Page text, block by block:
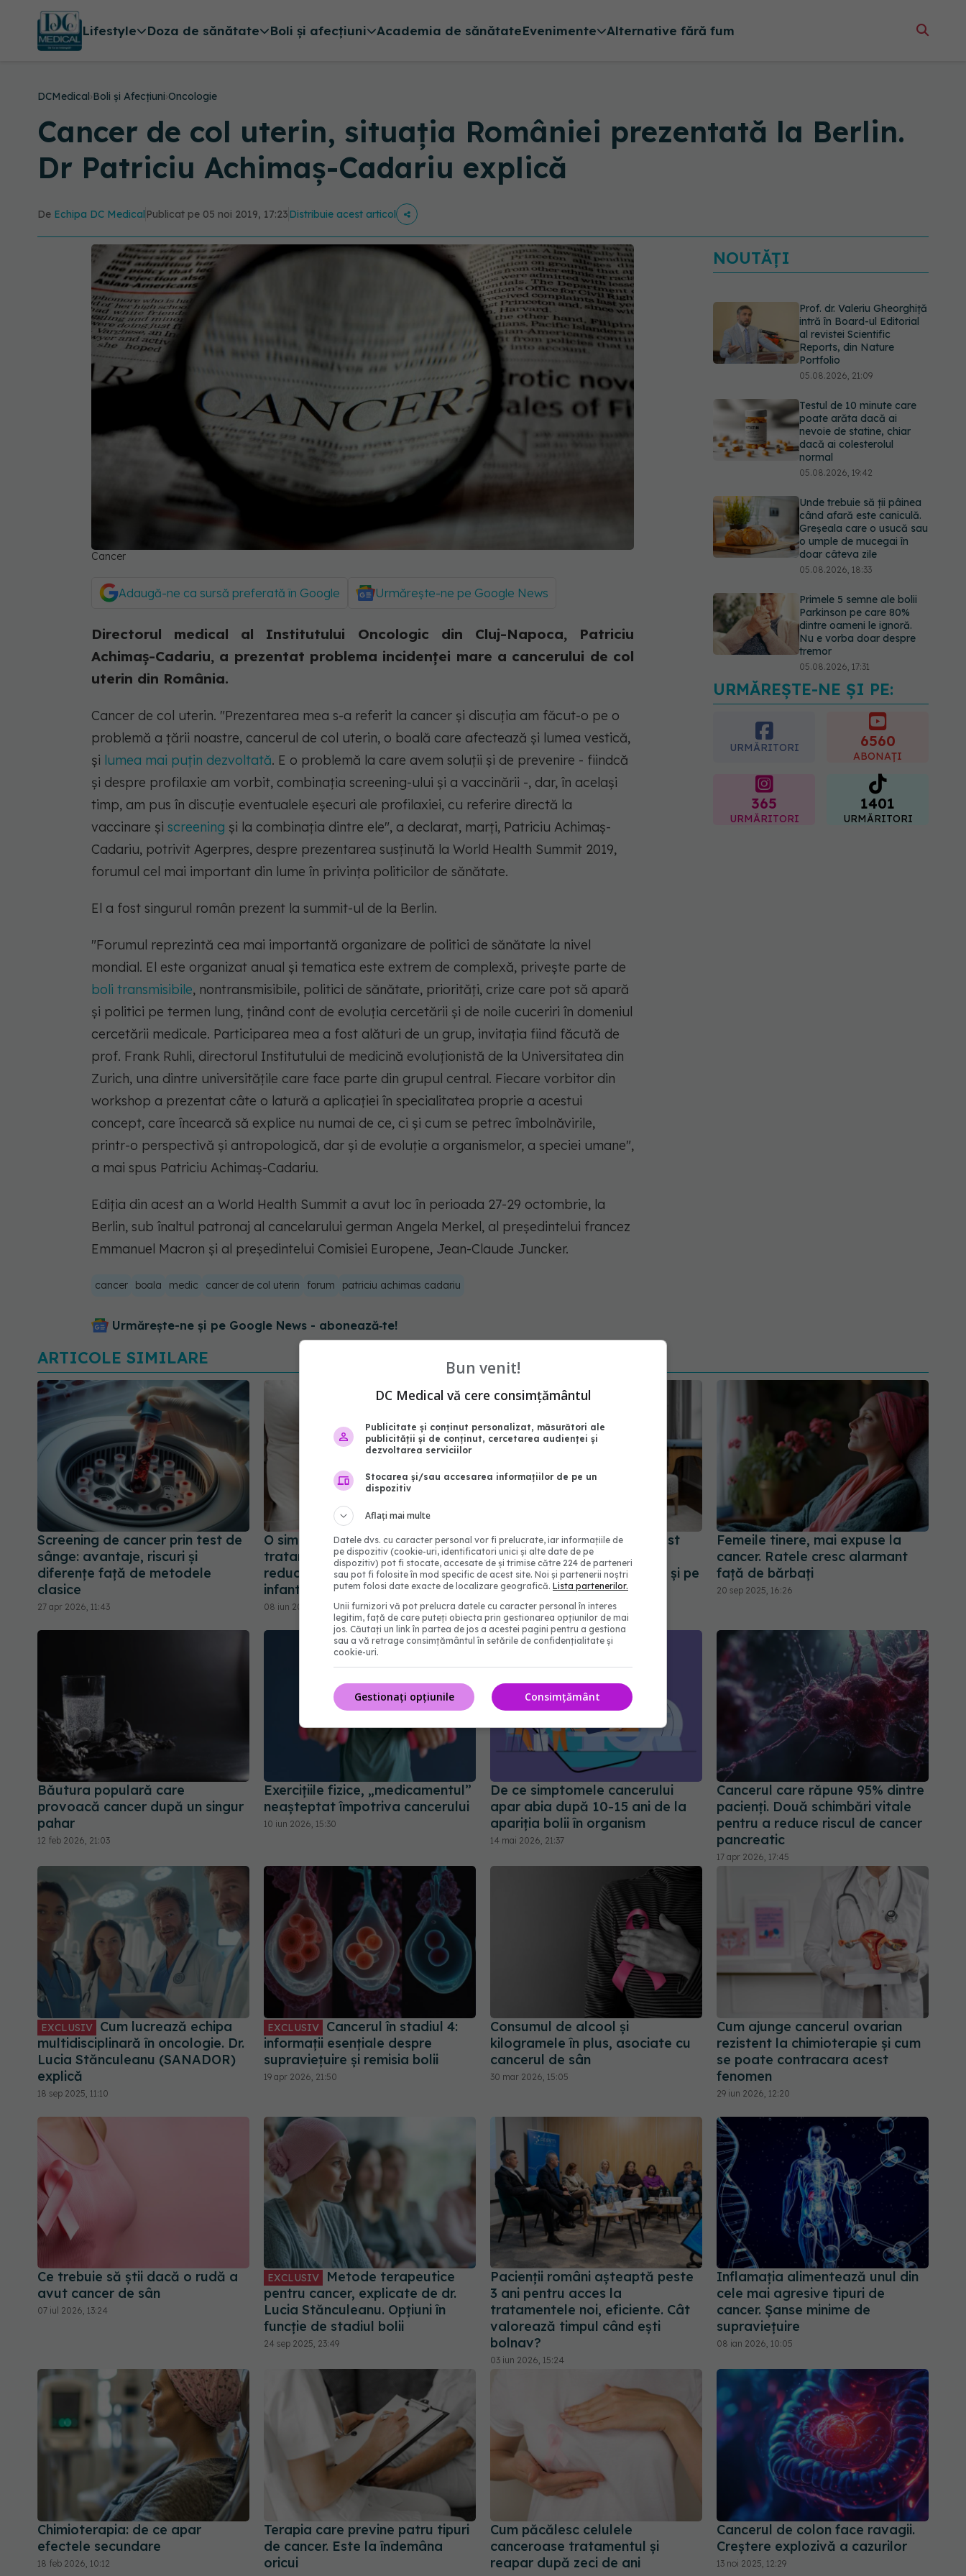
Lifestyle Doza de sănătate Boli și afecțiuni Academia de sănătateEvenimente Alternative fără fum
DCMedical›Boli și Afecțiuni›Oncologie
Cancer de col uterin, situația României prezentată la Berlin.
Dr Patriciu Achimaș-Cadariu explică
De Echipa DC Medical Publicat pe 05 noi 2019, 17:23Distribuie acest articol
Cancer
Adaugă-ne ca sursă preferată în Google Urmărește-ne pe Google News
Directorul medical al Institutului Oncologic din Cluj-Napoca, Patriciu
Achimaş-Cadariu, a prezentat problema incidenţei mare a cancerului de col
uterin din România.
Cancer de col uterin. "Prezentarea mea s-a referit la cancer şi discuţia am făcut-o pe o
problemă a ţării noastre, cancerul de col uterin, o boală care afectează şi lumea vestică,
şi lumea mai puţin dezvoltată. E o problemă la care avem soluţii şi de prevenire - fiindcă
şi despre profilaxie am vorbit, combinaţia screening-ului şi a vaccinării -, dar, în acelaşi
timp, am pus în discuţie eventualele eşecuri ale profilaxiei, cu referire directă la
vaccinare şi screening şi la combinaţia dintre ele", a declarat, marţi, Patriciu Achimaş-
Cadariu, potrivit Agerpres, despre prezentarea susținută la World Health Summit 2019,
forumul cel mai important din lume în privinţa politicilor de sănătate.
El a fost singurul român prezent la summit-ul de la Berlin.
"Forumul reprezintă cea mai importantă organizare de politici de sănătate la nivel
mondial. El este organizat anual şi tematica este extrem de complexă, priveşte parte de
boli transmisibile, nontransmisibile, politici de sănătate, priorităţi, crize care pot să apară
şi politici pe termen lung, ţinând cont de evoluţia cercetării şi de noile cuceriri în domeniul
cercetării medicale. Participarea mea a fost alături de un grup, invitaţia fiind făcută de
prof. Frank Ruhli, directorul Institutului de medicină evoluţionistă de la Universitatea din
Zurich, una dintre universităţile care face parte din grupul central. Fiecare vorbitor din
workshop a prezentat câte o latură a aplicaţiei în specialitatea proprie a acestui
concept, care încearcă să explice nu numai de ce, ci şi cum se petrec îmbolnăvirile,
printr-o perspectivă şi antropologică, dar şi de evoluţie a organismelor, a speciei umane",
a mai spus Patriciu Achimaş-Cadariu.
Ediţia din acest an a World Health Summit a avut loc în perioada 27-29 octombrie, la
Berlin, sub înaltul patronaj al cancelarului german Angela Merkel, al preşedintelui francez
Emmanuel Macron şi al preşedintelui Comisiei Europene, Jean-Claude Juncker.
cancer boala medic cancer de col uterin forum patriciu achimas cadariu
Urmărește-ne și pe Google News - abonează‑te!
NOUTĂȚI
Prof. dr. Valeriu Gheorghiță
intră în Board-ul Editorial
al revistei Scientific
Reports, din Nature
Portfolio
05.08.2026, 21:09
Testul de 10 minute care
poate arăta dacă ai
nevoie de statine, chiar
dacă ai colesterolul
normal
05.08.2026, 19:42
Unde trebuie să ții pâinea
când afară este caniculă.
Greșeala care o usucă sau
o umple de mucegai în
doar câteva zile
05.08.2026, 18:33
Primele 5 semne ale bolii
Parkinson pe care 80%
dintre oameni le ignoră.
Nu e vorba doar despre
tremor
05.08.2026, 17:31
Gabriela Cristea, manifest
pentru respect și
acceptare: Corpul
fiecăruia spune o poveste
05.08.2026, 21:23
URMĂREȘTE-NE ȘI PE:
URMĂRITORI 6560
ABONAȚI
365
URMĂRITORI
1401
URMĂRITORI
ARTICOLE SIMILARE
Screening de cancer prin test de
sânge: avantaje, riscuri și
diferențe față de metodele
clasice
27 apr 2026, 11:43
O simplă modificare a
tratamentului leucemiei în India
reduce numărul deceselor
infantile precoce
08 iun 2026, 18:30
Decesele provocate de acest
cancer pot deveni istorie.
Descoperirea i-a uimit până și pe
cercetători
02 iul 2026, 14:50
Femeile tinere, mai expuse la
cancer. Ratele cresc alarmant
față de bărbați
20 sep 2025, 16:26
Băutura populară care
provoacă cancer după un singur
pahar
12 feb 2026, 21:03
Exercițiile fizice, „medicamentul”
neașteptat împotriva cancerului
10 iun 2026, 15:30
De ce simptomele cancerului
apar abia după 10-15 ani de la
apariția bolii în organism
14 mai 2026, 21:37
Cancerul care răpune 95% dintre
pacienți. Două schimbări vitale
pentru a reduce riscul de cancer
pancreatic
17 apr 2026, 17:45
EXCLUSIV
Cum lucrează echipa
multidisciplinară în oncologie. Dr.
Lucia Stănculeanu (SANADOR)
explică
18 sep 2025, 11:10
EXCLUSIV
Cancerul în stadiul 4:
informații esențiale despre
supraviețuire și remisia bolii
19 apr 2026, 21:50
Consumul de alcool și
kilogramele în plus, asociate cu
cancerul de sân
30 mar 2026, 15:05
Cum ajunge cancerul ovarian
rezistent la chimioterapie și cum
se poate contracara acest
fenomen
29 iun 2026, 12:20
Ce trebuie să știi dacă o rudă a
avut cancer de sân
07 iul 2026, 13:24
EXCLUSIV
Metode terapeutice
pentru cancer, explicate de dr.
Lucia Stănculeanu. Opțiuni în
funcție de stadiul bolii
24 sep 2025, 23:49
Pacienții români așteaptă peste
3 ani pentru acces la
tratamentele noi, eficiente. Cât
valorează timpul când ești
bolnav?
03 iun 2026, 15:24
Inflamația alimentează unul din
cele mai agresive tipuri de
cancer. Șanse minime de
supraviețuire
08 ian 2026, 10:05
Chimioterapia: de ce apar
efectele secundare
18 feb 2026, 10:12
Terapia care previne patru tipuri
de cancer. Este la îndemâna
oricui
Cum păcălesc celulele
canceroase tratamentul și
reapar după zeci de ani
Cancerul de colon face ravagii.
Creștere explozivă a cazurilor
13 noi 2025, 12:29
Bun venit!
DC Medical vă cere consimțământul
Publicitate și conținut personalizat, măsurători ale
publicității și de conținut, cercetarea audienței și
dezvoltarea serviciilor
Stocarea și/sau accesarea informațiilor de pe un
dispozitiv
Aflați mai multe
Datele dvs. cu caracter personal vor fi prelucrate, iar informațiile de
pe dispozitiv (cookie-uri, identificatori unici și alte date de pe
dispozitiv) pot fi stocate, accesate de și trimise către 224 de parteneri
sau pot fi folosite în mod specific de acest site. Noi și partenerii noștri
putem folosi date exacte de localizare geografică. Lista partenerilor.
Unii furnizori vă pot prelucra datele cu caracter personal în interes
legitim, față de care puteți obiecta prin gestionarea opțiunilor de mai
jos. Căutați un link în partea de jos a acestei pagini pentru a gestiona
sau a vă retrage consimțământul în setările de confidențialitate și
cookie-uri.
Consimțământ
Gestionați opțiunile